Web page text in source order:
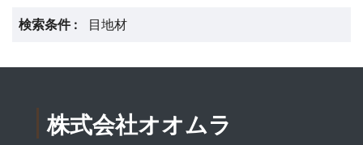
検索条件 : 目地材
株式会社オオムラ